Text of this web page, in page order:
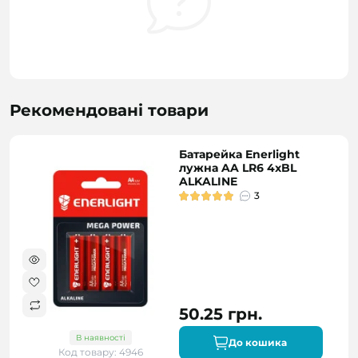
Рекомендовані товари
В наявності
Код товару: 4946
Батарейка Enerlight
лужна AA LR6 4xBL
ALKALINE
3
50.25 грн.
До кошика